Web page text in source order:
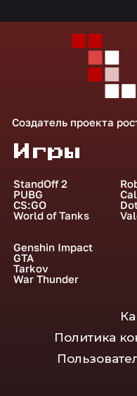
Создатель проекта
Игры
StandOff 2
PUBG
CS:GO
World of Tanks
Genshin Impact
GTA
Tarkov
War Thunder
Политика